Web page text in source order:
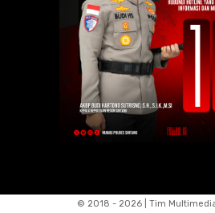
© 2018 - 2026 | Tim